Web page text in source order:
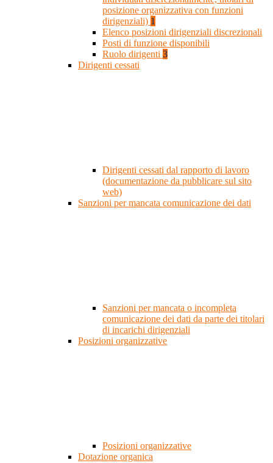
posizione organizzativa con funzioni
dirigenziali) 1
Elenco posizioni dirigenziali discrezionali
Posti di funzione disponibili
Ruolo dirigenti 3
Dirigenti cessati
Dirigenti cessati dal rapporto di lavoro
(documentazione da pubblicare sul sito
web)
Sanzioni per mancata comunicazione dei dati
Sanzioni per mancata o incompleta
comunicazione dei dati da parte dei titolari
di incarichi dirigenziali
Posizioni organizzative
Posizioni organizzative
Dotazione organica